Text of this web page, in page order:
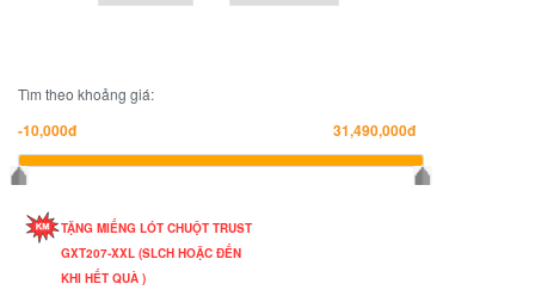
Tìm theo khoảng giá:
TẶNG MIẾNG LÓT CHUỘT TRUST
GXT207-XXL (SLCH HOẶC ĐẾN
KHI HẾT QUÀ )